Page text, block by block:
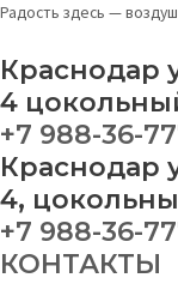
Перейти
содержимому
Радость здесь —
Краснодар
4
+7 988-36-
Краснодар
4,
+7 988-36-
КОНТАКТЫ
МенюНабор
№
242
quantity